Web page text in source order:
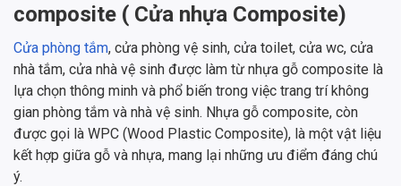
composite ( Cửa nhựa Composite)
Cửa phòng tắm, cửa phòng vệ sinh, cửa toilet, cửa wc, cửa
nhà tắm, cửa nhà vệ sinh được làm từ nhựa gỗ composite là
lựa chọn thông minh và phổ biến trong việc trang trí không
gian phòng tắm và nhà vệ sinh. Nhựa gỗ composite, còn
được gọi là WPC (Wood Plastic Composite), là một vật liệu
kết hợp giữa gỗ và nhựa, mang lại những ưu điểm đáng chú
ý.